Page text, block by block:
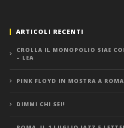
ARTICOLI RECENTI
CROLLA IL MONOPOLIO SIAE
– LEA
PINK FLOYD IN MOSTRA A ROMA
DIMMI CHI SEI!